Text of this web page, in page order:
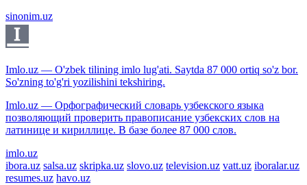
sinonim.uz
Imlo.uz — O'zbek tilining imlo lug'ati. Saytda 87 000 ortiq so'z bor.
So'zning to'g'ri yozilishini tekshiring.
Imlo.uz — Орфографический словарь узбекского языка
позволяющий проверить правописание узбекских слов на
латинице и кириллице. В базе более 87 000 слов.
imlo.uz
ibora.uz salsa.uz skripka.uz slovo.uz television.uz vatt.uz iboralar.uz
resumes.uz havo.uz